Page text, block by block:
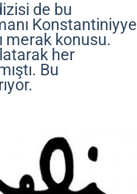
de bu
Konstantiniyye
merak konusu.
her
Bu